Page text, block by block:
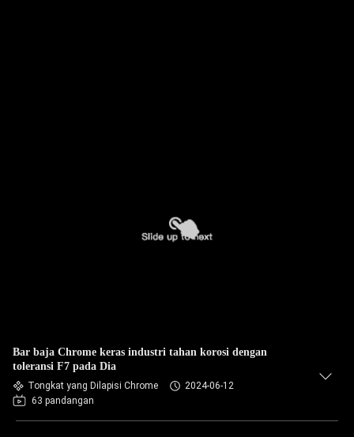
Bar baja Chrome keras industri tahan korosi dengan
toleransi F7 pada Dia
Tongkat yang Dilapisi Chrome
2024-06-12
63 pandangan